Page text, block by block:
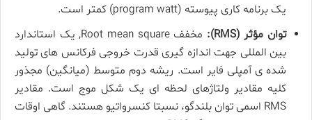
یک برنامه کاری پیوسته (program watt) کمتر است.
توان مؤثر (RMS):
مخفف Root mean square, یک استاندارد
بین المللی جهت اندازه گیری قدرت خروجی فرکانس های تولید
شده ی آمپلی فایر است. ریشه دوم متوسط (میانگین) مجذور
کلیه مقادیر ولتاژهای لحظه ای یک شکل موج است. مقادیر
RMS اسمی توان بلندگو، نسبتا کنسرواتیو هستند. گاهی اوقات